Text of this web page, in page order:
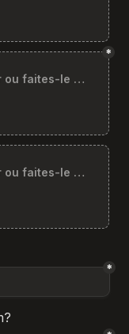
faites-le glisser ici
*
faites-le glisser ici
*